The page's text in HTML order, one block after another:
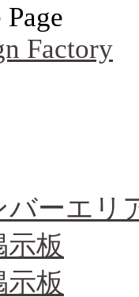
Factory
バーエリ
板
板